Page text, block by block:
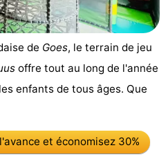
de Goes, le terrain de jeu
offre tout au long de l'année
enfants de tous âges. Que
et économisez 30%